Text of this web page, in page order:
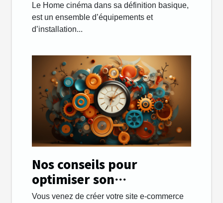
Le Home cinéma dans sa définition basique,
est un ensemble d’équipements et
d’installation...
Nos conseils pour
optimiser son
référencement SEO !
Vous venez de créer votre site e-commerce